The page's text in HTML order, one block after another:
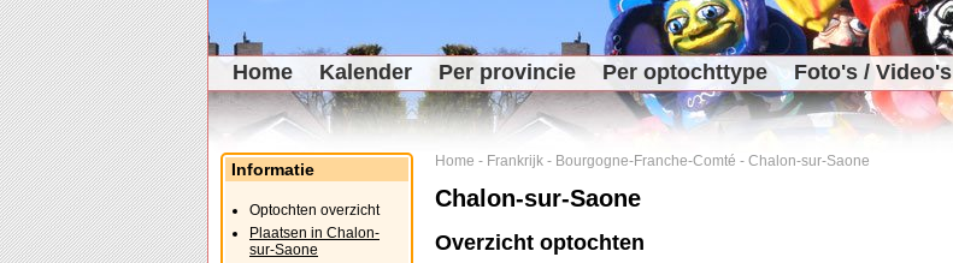
Home Kalender Per provincie Per optochttype Foto's / Video's
Home - Frankrijk - Bourgogne-Franche-Comté - Chalon-sur-Saone
Chalon-sur-Saone
Overzicht optochten
Informatie
Optochten overzicht
Plaatsen in Chalon-
sur-Saone